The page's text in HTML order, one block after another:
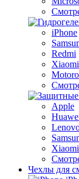
iPhone
Redmi
Xiaomi
Apple
Xiaomi
Чехлы для